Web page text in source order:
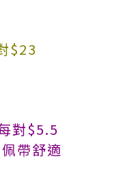
$23
對$5.5
帶舒適